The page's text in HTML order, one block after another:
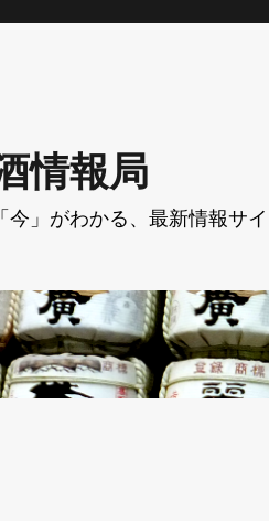
情報局
今」がわかる、最新情報サ